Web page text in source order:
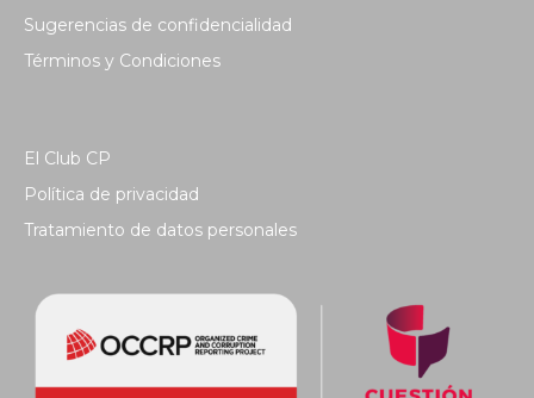
Sugerencias de confidencialidad
Términos y Condiciones
El Club CP
Política de privacidad
Tratamiento de datos personales